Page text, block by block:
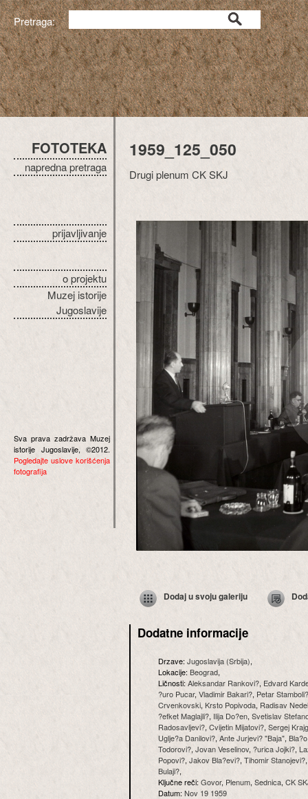
Pretraga:
FOTOTEKA
napredna pretraga
prijavljivanje
o projektu
Muzej istorije
Jugoslavije
Sva prava zadržava Muzej
istorije Jugoslavije, ©2012.
Pogledajte uslove korišćenja
fotografija
1959_125_050
Drugi plenum CK SKJ
Dodaj u svoju galeriju
Dodatne informacije
Drzave:Jugoslavija (Srbija),
Lokacije:Beograd,
Ličnosti:Aleksandar Rankovi?, Edvard
?uro Pucar, Vladimir Bakari?, Petar Stamboli?
Crvenkovski, Krsto Popivoda, Radisav
?efket Maglajli?, Ilija Do?en, Svetislav
Radosavljevi?, Cvijetin Mijatovi?, Sergej
Uglje?a Danilovi?, Ante Jurjevi? "Baja",
Todorovi?, Jovan Veselinov, ?urica Jojki?,
Popovi?, Jakov Bla?evi?, Tihomir Stanojevi?
Bulaji?,
Ključne reči:Govor, Plenum, Sednica, CK
Datum:Nov 19 1959